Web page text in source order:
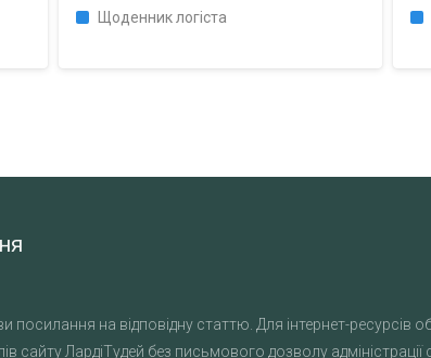
Щоденник логіста
на відповідну статтю. Для інтернет-ресурсів
ЛардіТудей без письмового дозволу адміністрації